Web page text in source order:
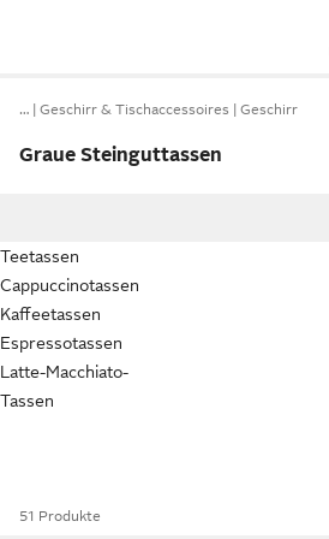
… Geschirr & Tischaccessoires Geschirr
Graue Steinguttassen
Teetassen
Cappuccinotassen
Kaffeetassen
Espressotassen
Latte-Macchiato-
Tassen
51 Produkte